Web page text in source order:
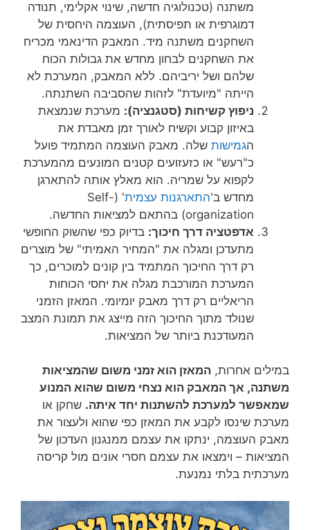
משתנה (טכנולוגיה חדשה, שינוי אקלימי, תנודה
דמוגרפית או תפיסתית), העוצמה היחסית של
השחקנים משתנה מיד. המאבק הדינאמי מכריח
את השחקנים לבחון מחדש את גבולות הכוח
שלהם ושל יריביהם. ללא המאבק, המערכת לא
הייתה "מיועדת" לזהות שהסביבה השתנתה.
ניפוץ קשיחות (סטגנציה): מערכת שנמצאת
באיזון קבוע וקשיח לאורך זמן מאבדת את
הגמישות שלה. מאבק העוצמה המתמיד פועל
כ"רעש" או כזעזועים קטנים המונעים מהמערכת
לקפוא על שמריה. הוא מאלץ אותה להתארגן
מחדש ב'התארגנות עצמית
' (Self-
organization) בהתאם למציאות החדשה.
אדפטציה דרך חיכוך: בדיוק כפי שהשוק החופשי
מתעדכן ומגלה את "המחיר האמיתי" של מוצרים
רק דרך החיכוך המתמיד בין קונים למוכרים, כך
המערכת המורכבת מגלה את יחסי הכוחות
הריאליים רק דרך מאבק יומיומי. המאזן הזמני
שנולד מתוך החיכוך הזה מייצג את תמונת המצב
המעודכנת ביותר של המציאות.
במילים אחרות, המאזן הוא זמני משום שהמציאות
משתנה, אך המאבק הוא נצחי משום שהוא המנוע
שמאפשר למערכת להשתנות יחד איתה. שחקן או
מערכת שינסו לקבע את המאזן כפי שהוא ולעצור את
מאבק העוצמה, ינתקו את עצמם ממנגנון העדכון של
המציאות – וימצאו את עצמם חסרי אונים מול קריסה
מערכתית בלתי נמנעת.